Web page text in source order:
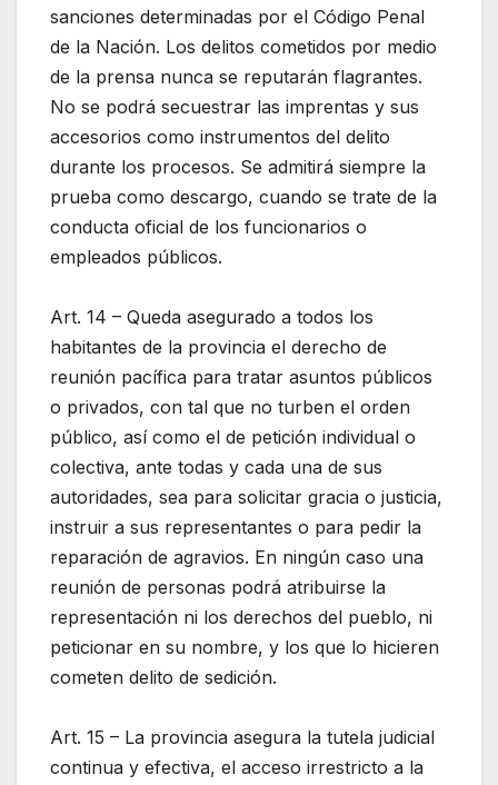
sanciones determinadas por el Código Penal
de la Nación. Los delitos cometidos por medio
de la prensa nunca se reputarán flagrantes.
No se podrá secuestrar las imprentas y sus
accesorios como instrumentos del delito
durante los procesos. Se admitirá siempre la
prueba como descargo, cuando se trate de la
conducta oficial de los funcionarios o
empleados públicos.
Art. 14 – Queda asegurado a todos los
habitantes de la provincia el derecho de
reunión pacífica para tratar asuntos públicos
o privados, con tal que no turben el orden
público, así como el de petición individual o
colectiva, ante todas y cada una de sus
autoridades, sea para solicitar gracia o justicia,
instruir a sus representantes o para pedir la
reparación de agravios. En ningún caso una
reunión de personas podrá atribuirse la
representación ni los derechos del pueblo, ni
peticionar en su nombre, y los que lo hicieren
cometen delito de sedición.
Art. 15 – La provincia asegura la tutela judicial
continua y efectiva, el acceso irrestricto a la